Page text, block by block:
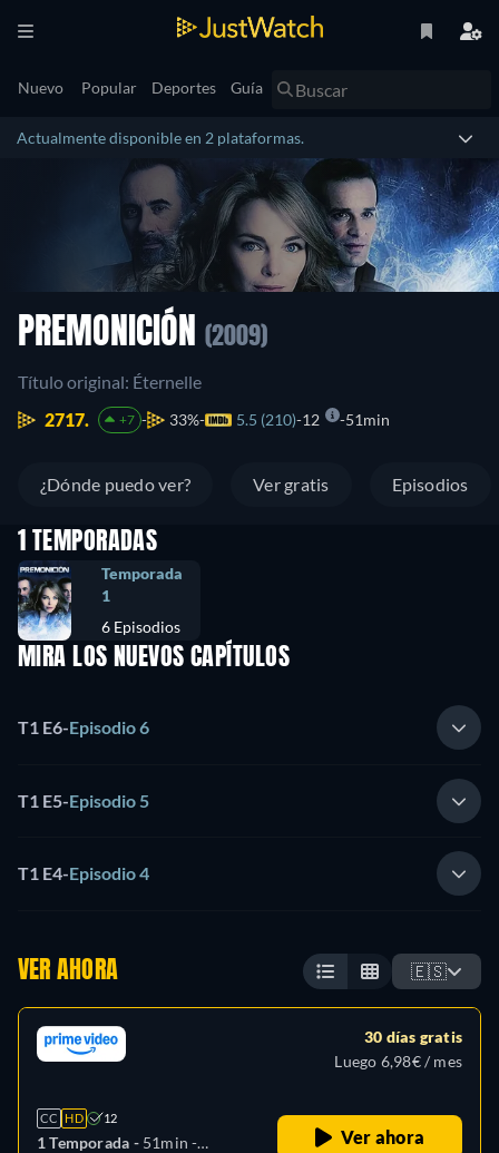
Nuevo Popular Deportes Guía
Actualmente disponible en 2 plataformas.
PREMONICIÓN (2009)
Título original: Éternelle
2717.
+7 33% 5.5 (210) 12 51min
¿Dónde puedo ver? Ver gratis Episodios
1 TEMPORADAS
Temporada
1
6 Episodios
MIRA LOS NUEVOS CAPÍTULOS
T1 E6-Episodio 6
T1 E5-Episodio 5
T1 E4-Episodio 4
VER AHORA 🇪🇸
CC HD 12
1 Temporada - 51min -
30 días gratis
Luego 6,98€ / mes
Ver ahora